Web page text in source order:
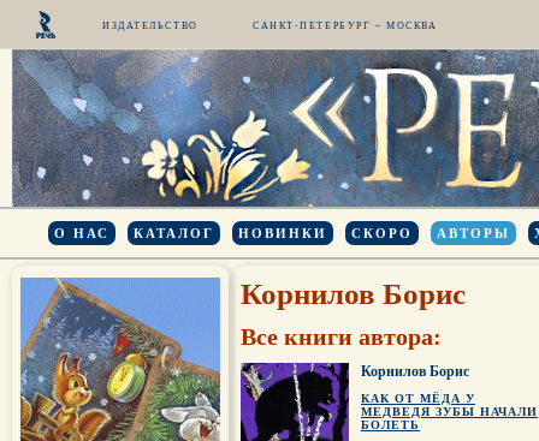
ИЗДАТЕЛЬСТВО САНКТ-ПЕТЕРБУРГ – МОСКВА
О НАС КАТАЛОГ НОВИНКИ СКОРО АВТОРЫ
Корнилов Борис
Все книги автора:
Корнилов Борис
КАК ОТ МЁДА У
МЕДВЕДЯ ЗУБЫ НАЧАЛИ
БОЛЕТЬ